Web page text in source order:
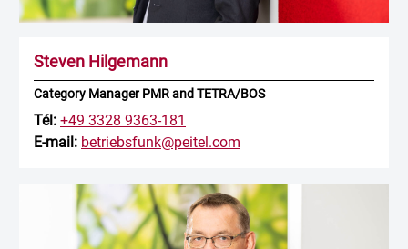
Steven Hilgemann
Category Manager PMR and TETRA/BOS
Tél: +49 3328 9363-181
E-mail: betriebsfunk@peitel.com